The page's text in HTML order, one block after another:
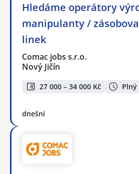
Hledáme operátory
manipulanty /
linek
Comac jobs s.r.o.
Nový Jičín
27 000 – 34 000 Kč Plný
dnešní